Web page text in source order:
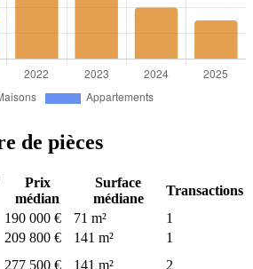
de pièces
Prix
médian
Surface
médiane
Transactions
190 000 € 71 m²
1
209 800 € 141 m²
1
277 500 € 141 m² 2